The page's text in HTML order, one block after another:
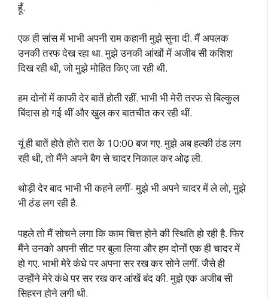
हूँ.
एक ही सांस में भाभी अपनी राम कहानी मुझे सुना दी. मैं अपलक
उनकी तरफ देख रहा था. मुझे उनकी आंखों में अजीब सी कशिश
दिख रही थी, जो मुझे मोहित किए जा रही थी.
हम दोनों में काफी देर बातें होती रहीं. भाभी भी मेरी तरफ से बिल्कुल
बिंदास हो गई थीं और खुल कर बातचीत कर रही थीं.
यूं ही बातें होते होते रात के 10:00 बज गए. मुझे अब हल्की ठंड लग
रही थी, तो मैंने अपने बैग से चादर निकाल कर ओढ़ ली.
थोड़ी देर बाद भाभी भी कहने लगीं- मुझे भी अपने चादर में ले लो, मुझे
भी ठंड लग रही है.
पहले तो मैं सोचने लगा कि काम चित्त होने की स्थिति हो रही है. फिर
मैंने उनको अपनी सीट पर बुला लिया और हम दोनों एक ही चादर में
हो गए. भाभी मेरे कंधे पर अपना सर रख कर सोने लगीं. जैसे ही
उन्होंने मेरे कंधे पर सर रख कर आंखें बंद की. मुझे एक अजीब सी
सिहरन होने लगी थी.